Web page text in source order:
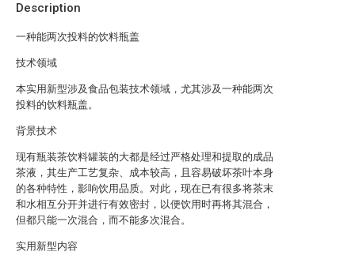
Description
一种能两次投料的饮料瓶盖
技术领域
本实用新型涉及食品包装技术领域，尤其涉及一种能两次
投料的饮料瓶盖。
背景技术
现有瓶装茶饮料罐装的大都是经过严格处理和提取的成品
茶液，其生产工艺复杂、成本较高，且容易破坏茶叶本身
的各种特性，影响饮用品质。对此，现在已有很多将茶末
和水相互分开并进行有效密封，以便饮用时再将其混合，
但都只能一次混合，而不能多次混合。
实用新型内容